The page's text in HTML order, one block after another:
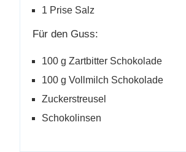
1 Prise Salz
Für den Guss:
100 g Zartbitter Schokolade
100 g Vollmilch Schokolade
Zuckerstreusel
Schokolinsen